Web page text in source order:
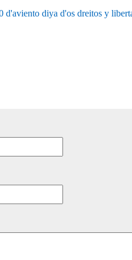
d'aviento diya d'os dreitos y